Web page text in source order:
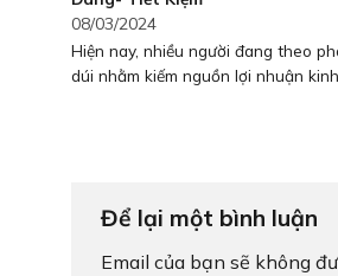
08/03/2024
Hiện nay, nhiều người đang theo
dúi nhằm kiếm nguồn lợi nhuận kinh
Để lại một bình luận
Email của bạn sẽ không